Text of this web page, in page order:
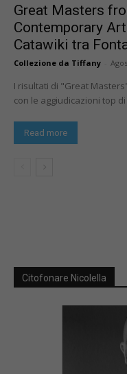
Great Masters
Contemporary
Catawiki tra
Collezione da Tiffany
I risultati di "Great
con le aggiudicazioni top
Read more
Citofonare Nicolella